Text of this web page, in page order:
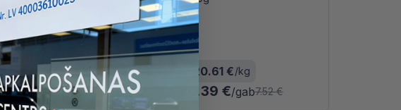
10.00 €/l
24.99 €/gab27.77 €
2.5l 5l 10l 15l
20.61 €/kg
6.39 €/gab7.52 €